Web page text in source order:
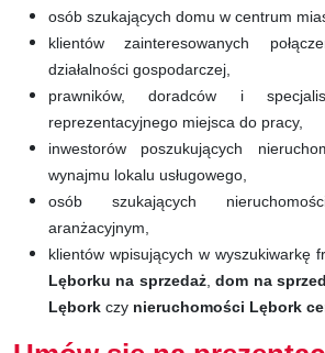
osób szukających domu w centrum
klientów zainteresowanych
działalności gospodarczej,
prawników, doradców i
reprezentacyjnego miejsca do pracy,
inwestorów poszukujących
wynajmu lokalu usługowego,
osób szukających
aranżacyjnym,
klientów wpisujących w wyszukiwarkę
Lęborku na sprzedaż,dom na
Lębork czy nieruchomości Lębork